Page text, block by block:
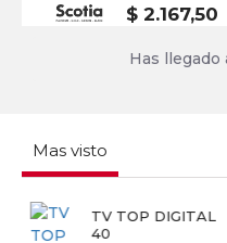
$ 2.167,50
Has llegado
Mas visto
TV TOP DIGITAL
40